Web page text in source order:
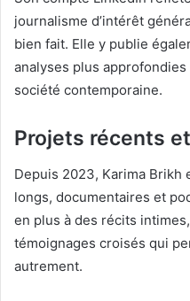
journalisme d’intérêt
bien fait. Elle y publie
analyses plus
société contemporaine.
Projets récents
Depuis 2023, Karima Brikh
longs, documentaires et
en plus à des récits
témoignages croisés qui
autrement.